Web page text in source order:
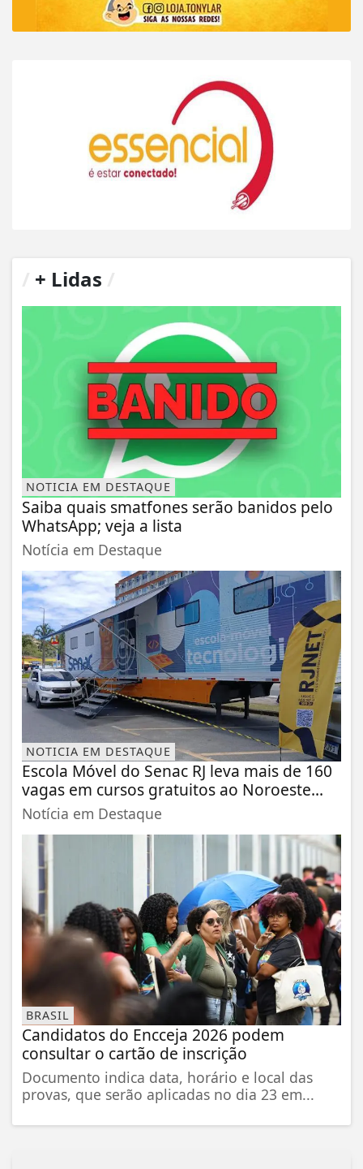
+ Lidas
NOTICIA EM DESTAQUE
Saiba quais smatfones serão banidos pelo
WhatsApp; veja a lista
Notícia em Destaque
NOTICIA EM DESTAQUE
Escola Móvel do Senac RJ leva mais de 160
vagas em cursos gratuitos ao Noroeste...
Notícia em Destaque
BRASIL
Candidatos do Encceja 2026 podem
consultar o cartão de inscrição
Documento indica data, horário e local das
provas, que serão aplicadas no dia 23 em...